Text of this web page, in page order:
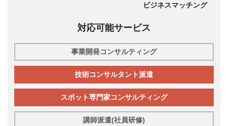
ビジネスマッチング
対応可能サービス
事業開発コンサルティング
技術コンサルタント派遣
スポット専門家コンサルティング
講師派遣(社員研修)